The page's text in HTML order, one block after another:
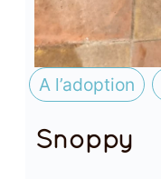
A l’adoption
Snoppy